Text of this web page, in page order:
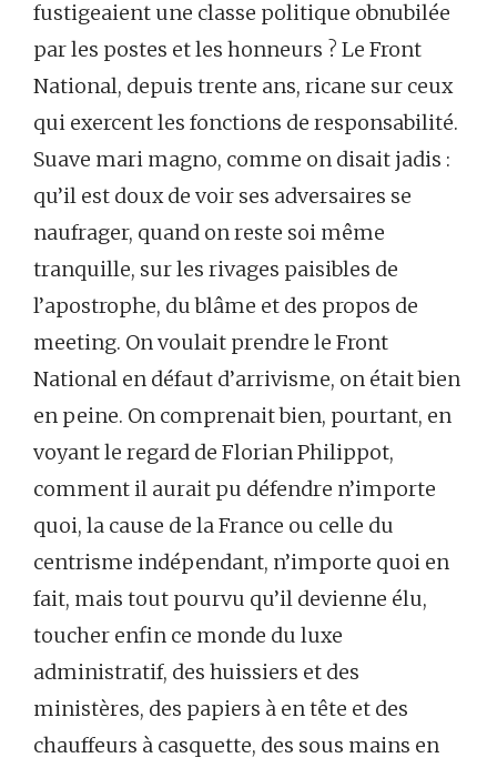
fustigeaient une classe politique obnubilée
par les postes et les honneurs ? Le Front
National, depuis trente ans, ricane sur ceux
qui exercent les fonctions de responsabilité.
Suave mari magno, comme on disait jadis :
qu’il est doux de voir ses adversaires se
naufrager, quand on reste soi même
tranquille, sur les rivages paisibles de
l’apostrophe, du blâme et des propos de
meeting. On voulait prendre le Front
National en défaut d’arrivisme, on était bien
en peine. On comprenait bien, pourtant, en
voyant le regard de Florian Philippot,
comment il aurait pu défendre n’importe
quoi, la cause de la France ou celle du
centrisme indépendant, n’importe quoi en
fait, mais tout pourvu qu’il devienne élu,
toucher enfin ce monde du luxe
administratif, des huissiers et des
ministères, des papiers à en tête et des
chauffeurs à casquette, des sous mains en